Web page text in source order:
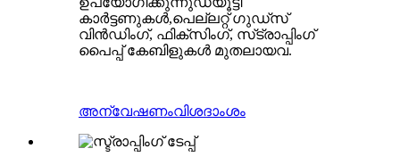
കാർട്ടണുകൾ,പെല്ലറ്റ് ഗുഡ്‌സ്
വിൻഡിംഗ്, ഫിക്‌സിംഗ്, സ്‌ട്രാപ്പിംഗ്
പൈപ്പ് കേബിളുകൾ മുതലായവ.
അന്വേഷണംവിശദാംശം